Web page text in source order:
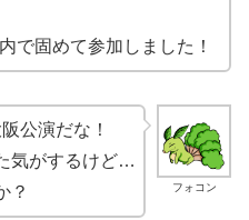
で固めて参加しました！
フォコン
公演だな！
気がするけど…
？